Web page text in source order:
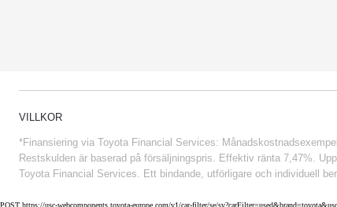
VILLKOR
*Finansiering via Toyota Financial Services:
Restskulden är baserad på försäljningspris. Effektiv ränta 7,47%.
Toyota Financial Services. Ett bindande, utförligare och individuell
POST https://usc-webcomponents.toyota-europe.com/v1/car-filter/se/